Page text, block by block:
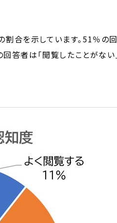
合を示しています。51％の
答者は「閲覧したことがない